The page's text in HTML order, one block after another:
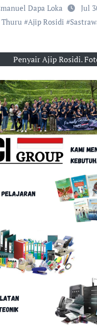
Dapa Loka
Jul
Thuru #Ajip Rosidi #
Penyair Ajip Rosidi.